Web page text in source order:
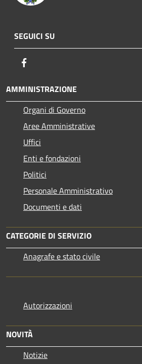
SEGUICI SU
AMMINISTRAZIONE
Organi di Governo
Aree Amministrative
Uffici
Enti e fondazioni
Politici
Personale Amministrativo
Documenti e dati
CATEGORIE DI SERVIZIO
Anagrafe e stato civile
Autorizzazioni
NOVITÀ
Notizie